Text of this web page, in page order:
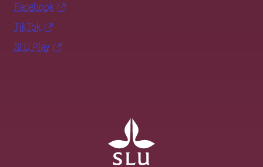
Facebook
TikTok
SLU Play